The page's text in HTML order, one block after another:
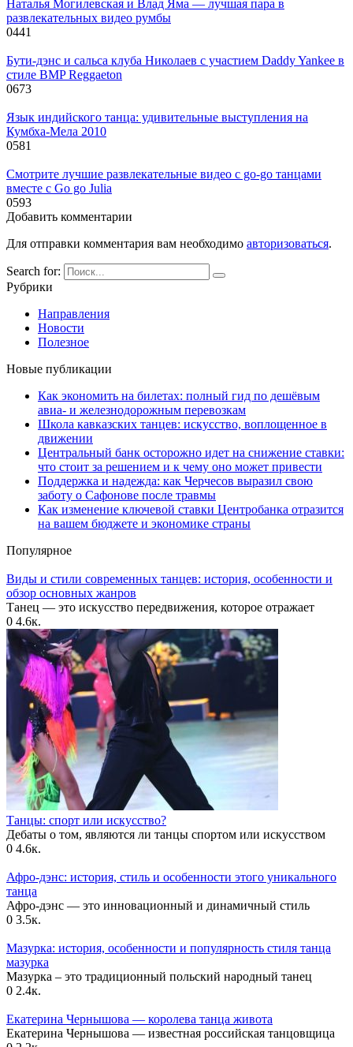
Наталья Могилевская и Влад Яма — лучшая пара в
развлекательных видео румбы
0441
Бути-дэнс и сальса клуба Николаев с участием Daddy Yankee в
стиле BMP Reggaeton
0673
Язык индийского танца: удивительные выступления на
Кумбха-Мела 2010
0581
Смотрите лучшие развлекательные видео с go-go танцами
вместе с Go go Julia
0593
Добавить комментарии
Для отправки комментария вам необходимо авторизоваться.
Search for:
Рубрики
Направления
Новости
Полезное
Новые публикации
Как экономить на билетах: полный гид по дешёвым
авиа- и железнодорожным перевозкам
Школа кавказских танцев: искусство, воплощенное в
движении
Центральный банк осторожно идет на снижение ставки:
что стоит за решением и к чему оно может привести
Поддержка и надежда: как Черчесов выразил свою
заботу о Сафонове после травмы
Как изменение ключевой ставки Центробанка отразится
на вашем бюджете и экономике страны
Популярное
Виды и стили современных танцев: история, особенности и
обзор основных жанров
Танец — это искусство передвижения, которое отражает
0 4.6к.
Танцы: спорт или искусство?
Дебаты о том, являются ли танцы спортом или искусством
0 4.6к.
Афро-дэнс: история, стиль и особенности этого уникального
танца
Афро-дэнс — это инновационный и динамичный стиль
0 3.5к.
Мазурка: история, особенности и популярность стиля танца
мазурка
Мазурка – это традиционный польский народный танец
0 2.4к.
Екатерина Чернышова — королева танца живота
Екатерина Чернышова — известная российская танцовщица